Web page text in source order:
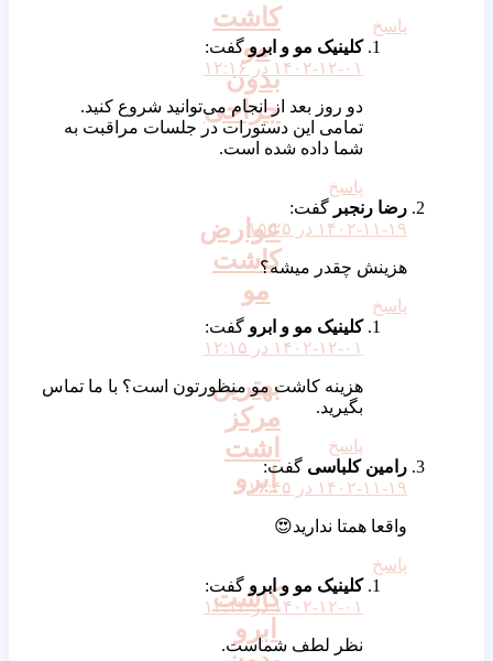
کاشت
مو
بدون
جراحی
عوارض
کاشت
مو
بهترین
مرکز
اشت
ابرو
کاشت
ابرو
پاسخ
کلینیک مو و ابرو گفت:
۱۴۰۲-۱۲-۰۱ در ۱۲:۱۶
دو روز بعد از انجام می‌توانید شروع کنید.
تمامی این دستورات در جلسات مراقبت به
شما داده شده است.
پاسخ
رضا رنجبر گفت:
۱۴۰۲-۱۱-۱۹ در ۱۵:۲۵
هزینش چقدر میشه؟
پاسخ
کلینیک مو و ابرو گفت:
۱۴۰۲-۱۲-۰۱ در ۱۲:۱۵
هزینه کاشت مو منظورتون است؟ با ما تماس
بگیرید.
پاسخ
رامین کلباسی گفت:
۱۴۰۲-۱۱-۱۹ در ۱۶:۴۵
واقعا همتا ندارید😍
پاسخ
کلینیک مو و ابرو گفت:
۱۴۰۲-۱۲-۰۱ در ۱۲:۱۴
نظر لطف شماست.